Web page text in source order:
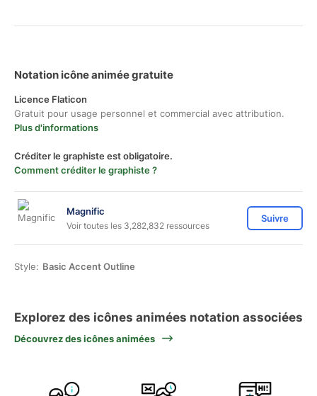
Notation icône animée gratuite
Licence Flaticon
Gratuit pour usage personnel et commercial avec attribution.
Plus d'informations
Créditer le graphiste est obligatoire.
Comment créditer le graphiste ?
Magnific
Voir toutes les 3,282,832 ressources
Suivre
Style: Basic Accent Outline
Explorez des icônes animées notation associées
Découvrez des icônes animées